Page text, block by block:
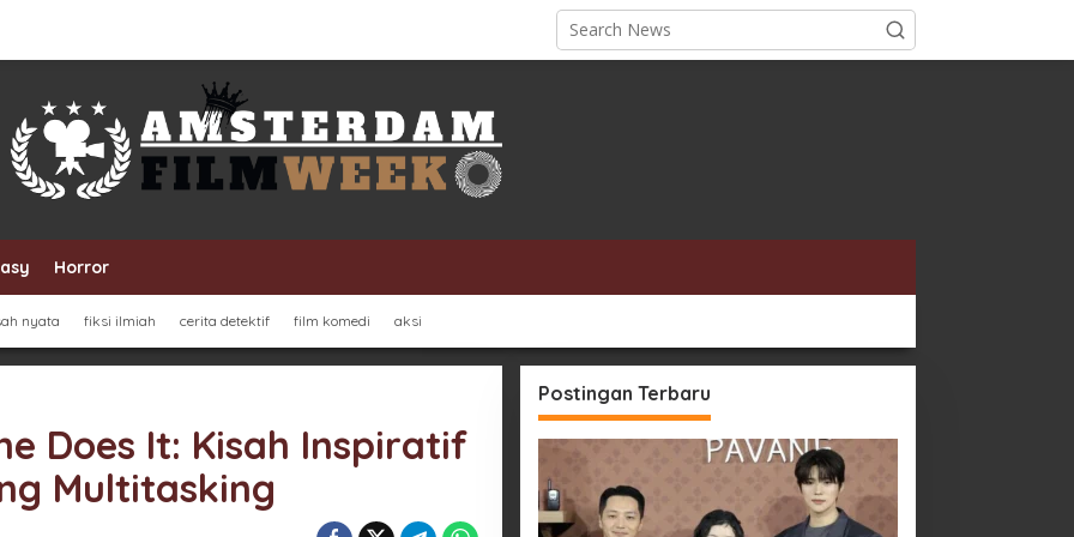
Horror
nyata fiksi ilmiah cerita detektif film komedi aksi
Does It: Kisah Inspiratif
Multitasking
Postingan Terbaru